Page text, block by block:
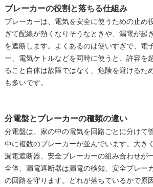
ブレーカーの役割と落ちる仕組み
ブレーカーは、電気を安全に使うための止め
ぎて配線が熱くなりそうなときや、漏電が起
を遮断します。よくあるのは使いすぎで、電
ー、電気ケトルなどを同時に使うと、許容を
ること自体は故障ではなく、危険を避けるた
も多いです。
分電盤とブレーカーの種類の違い
分電盤は、家の中の電気を回路ごとに分けて
中に複数のブレーカーが並んでいます。大き
漏電遮断器、安全ブレーカーの組み合わせが
全体、漏電遮断器は漏電の検知、安全ブレー
の回路を守ります。どれが落ちているかで原